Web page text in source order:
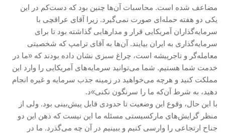
بحران امپریالیسم
نبرد کارگری
مسائل اقتصادی
مسایل منطقه
آمریکای لاتین
بحث
زنان
کارگران
مضاعف شده است. محاسبات آن‌ها چنین بود که دست‌کم در این
یکی دو هفته حمله‌ای صورت نمی‌گیرد. زیرا آقای عراقچی با
سرمایه‌گذاران آمریکایی قرار و مدارهایی گذاشته بود تا برای
سرمایه‌گذاری به ایران بیایند. آن‌ها به آقای ترامپ که شخصیتی
معامله‌گر و تاجرپیشه است، چراغ سبزی نشان داده بودند که «ما در
خدمت شما هستیم. شما می‌توانید سرمایه‌های آمریکایی را وارد این
مملکت کنید و هرچه می‌خواهید در زمینه جذب سرمایه و غیره انجام
دهید، به شرط آن‌که ما را سرنگون نکنی»د.
با این حال، وقوع این وضعیت تا حدودی قابل پیش‌بینی بود. ولی از
منظر گرایش‌های مارکسیستی مسئله ما این نیست که ذهن این دو
جناح ارتجاعی را وارسی کنیم و ببینیم در آن چه می‌گذرد. ما در